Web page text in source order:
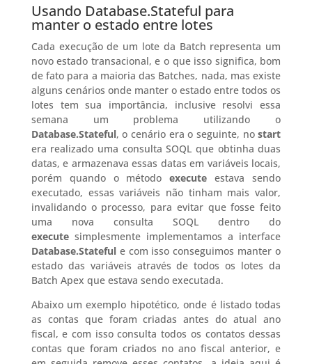
Usando Database.Stateful para
manter o estado entre lotes
Cada execução de um lote da Batch representa um
novo estado transacional, e o que isso significa, bom
de fato para a maioria das Batches, nada, mas existe
alguns cenários onde manter o estado entre todos os
lotes tem sua importância, inclusive resolvi essa
semana um problema utilizando o
Database.Stateful, o cenário era o seguinte, nostart
era realizado uma consulta SOQL que obtinha duas
datas, e armazenava essas datas em variáveis locais,
porém quando o métodoexecute estava sendo
executado, essas variáveis não tinham mais valor,
invalidando o processo, para evitar que fosse feito
uma nova consulta SOQL dentro do
executesimplesmente implementamos a interface
Database.Statefule com isso conseguimos manter o
estado das variáveis através de todos os lotes da
Batch Apex que estava sendo executada.
Abaixo um exemplo hipotético, onde é listado todas
as contas que foram criadas antes do atual ano
fiscal, e com isso consulta todos os contatos dessas
contas que foram criados no ano fiscal anterior, e